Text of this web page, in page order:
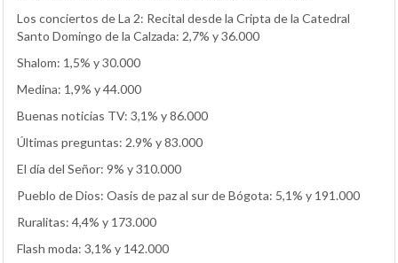
Los conciertos de La 2: Recital desde la Cripta de la Catedral
Santo Domingo de la Calzada: 2,7% y 36.000
Shalom: 1,5% y 30.000
Medina: 1,9% y 44.000
Buenas noticias TV: 3,1% y 86.000
Últimas preguntas: 2.9% y 83.000
El día del Señor: 9% y 310.000
Pueblo de Dios: Oasis de paz al sur de Bógota: 5,1% y 191.000
Ruralitas: 4,4% y 173.000
Flash moda: 3,1% y 142.000